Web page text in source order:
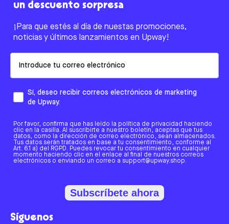
un descuento sorpresa
¡Para que estés al día de nuestas promociones,
noticias y últimos lanzamientos en Upway!
Sí, deseo recibir correos electrónicos de marketing
de Upway.
Por favor, confirma que has leído la política de privacidad haciendo
clic en la casilla. Al suscribirte a nuestro boletín, aceptas que tus
datos, como la dirección de correo electrónico, sean almacenados.
Tus datos serán tratados en base a tu consentimiento, conforme al
Art. 6.1 a) del RGPD. Puedes revocar tu consentimiento en cualquier
momento haciendo clic en el enlace al final de nuestros correos
electrónicos o enviando un correo a support@upway.shop.
Subscríbete ahora
Síguenos